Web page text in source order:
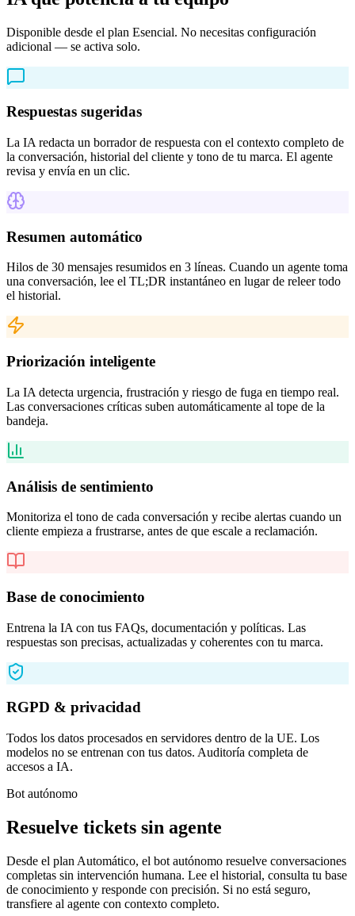
Disponible desde el plan Esencial. No necesitas configuración
adicional — se activa solo.
Respuestas sugeridas
La IA redacta un borrador de respuesta con el contexto completo de
la conversación, historial del cliente y tono de tu marca. El agente
revisa y envía en un clic.
Resumen automático
Hilos de 30 mensajes resumidos en 3 líneas. Cuando un agente toma
una conversación, lee el TL;DR instantáneo en lugar de releer todo
el historial.
Priorización inteligente
La IA detecta urgencia, frustración y riesgo de fuga en tiempo real.
Las conversaciones críticas suben automáticamente al tope de la
bandeja.
Análisis de sentimiento
Monitoriza el tono de cada conversación y recibe alertas cuando un
cliente empieza a frustrarse, antes de que escale a reclamación.
Base de conocimiento
Entrena la IA con tus FAQs, documentación y políticas. Las
respuestas son precisas, actualizadas y coherentes con tu marca.
RGPD & privacidad
Todos los datos procesados en servidores dentro de la UE. Los
modelos no se entrenan con tus datos. Auditoría completa de
accesos a IA.
Bot autónomo
Resuelve tickets sin agente
Desde el plan Automático, el bot autónomo resuelve conversaciones
completas sin intervención humana. Lee el historial, consulta tu base
de conocimiento y responde con precisión. Si no está seguro,
transfiere al agente con contexto completo.